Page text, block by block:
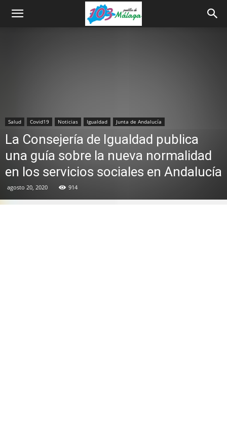
Salud Covid19 Noticias Igualdad Junta de Andalucía
La Consejería de Igualdad publica
una guía sobre la nueva normalidad
en los servicios sociales en Andalucía
agosto 20, 2020 914